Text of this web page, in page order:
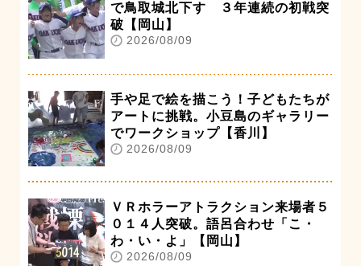
で鳥取城北下す ３年連続の初戦突
破【岡山】
2026/08/09
手や足で絵を描こう！子どもたちが
アートに挑戦。小豆島のギャラリー
でワークショップ【香川】
2026/08/09
ＶＲホラーアトラクション来場者５
０１４人突破。語呂合わせ「こ・
わ・い・よ」【岡山】
2026/08/09